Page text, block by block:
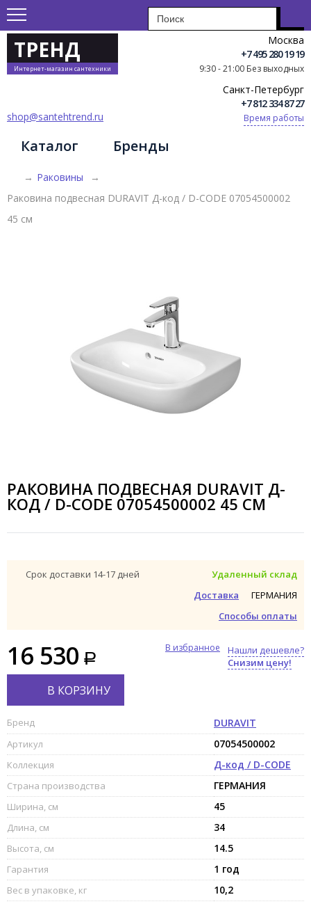
ТРЕНД
Интернет-магазин сантехники
Москва
+7 495 280 19 19
9:30 - 21:00 Без выходных
Санкт-Петербург
+7 812 334 87 27
Время работы
shop@santehtrend.ru
Каталог Бренды
→ Раковины
→
Раковина подвесная DURAVIT Д-код / D-CODE 07054500002
45 см
РАКОВИНА ПОДВЕСНАЯ DURAVIT Д-
КОД / D-CODE 07054500002 45 СМ
Удаленный склад
Срок доставки 14-17 дней
Доставка
Способы оплаты
ГЕРМАНИЯ
16 530
Нашли дешевле?
Снизим цену!
В избранное
В КОРЗИНУ
Бренд DURAVIT
Артикул 07054500002
Коллекция Д-код / D-CODE
Страна производства ГЕРМАНИЯ
Ширина, см 45
Длина, см 34
Высота, см 14.5
Гарантия 1 год
Вес в упаковке, кг 10,2